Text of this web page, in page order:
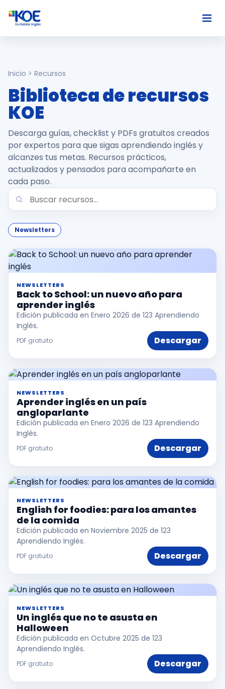
Paises
Nosotros
Usuarios
Comunidad
inglés
la
primera
Intranet
KOE
Solicitudes
Inicio > Recursos
Biblioteca de recursos
KOE
Descarga guías, checklist y PDFs gratuitos creados
por expertos para que sigas aprendiendo inglés y
alcanzes tus metas. Recursos prácticos,
actualizados y pensados para acompañarte en
cada paso.
Newsletters
NEWSLETTERS
Back to School: un nuevo año para
aprender inglés
Edición publicada en Enero 2026 de 123 Aprendiendo
Inglés.
PDF gratuito Descargar
NEWSLETTERS
Aprender inglés en un país
angloparlante
Edición publicada en Enero 2026 de 123 Aprendiendo
Inglés.
PDF gratuito Descargar
NEWSLETTERS
English for foodies: para los amantes
de la comida
Edición publicada en Noviembre 2025 de 123
Aprendiendo Inglés.
PDF gratuito Descargar
NEWSLETTERS
Un inglés que no te asusta en
Halloween
Edición publicada en Octubre 2025 de 123
Aprendiendo Inglés.
PDF gratuito Descargar